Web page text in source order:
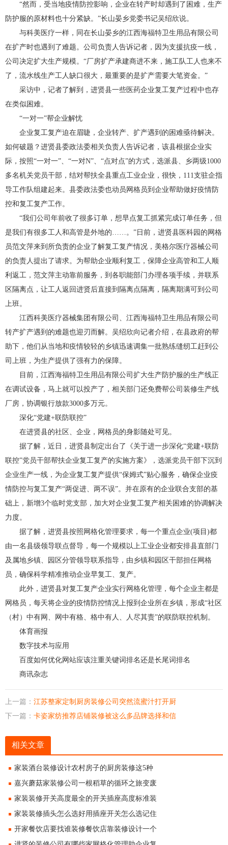
“然而，受当地疫情防控影响，企业在转产时却遇到了困难，生产
防护服的原材料也十分紧缺。”长山晏乡党委书记吴绍欣说。
与科美医疗一样，同在长山晏乡的江西海福特卫生用品有限公司
在扩产时也遇到了难题。公司负责人告诉记者，因为支援抗疫一线，
公司决定扩大生产规模。“厂房扩产承建商进不来，施工队工人也来不
了，流水线生产工人缺口很大，最重要的是扩产需要大笔资金。”
采访中，记者了解到，进贤县一些医药企业复工复产过程中也存
在类似困难。
“一对一”帮企业解忧
企业复工复产迫在眉睫，企业转产、扩产遇到的困难亟待解决。
如何破题？进贤县委政法委相关负责人告诉记者，该县根据企业实
际，按照“一对一”、“一对N”、“点对点”的方式，选派县、乡两级1000
多名机关党员干部，结对帮扶全县重点工业企业，很快，111支驻企指
导工作队组建起来。县委政法委也动员网格员到企业帮助做好疫情防
控和复工复产工作。
“我们公司年前收了很多订单，想早点复工抓紧完成订单任务，但
是我们有很多工人和高管是外地的……。”日前，进贤县医科园的网格
员范文萍来到所负责的企业了解复工复产情况，美格尔医疗器械公司
的负责人提出了请求。为帮助企业顺利复工，保障企业高管和工人顺
利返工，范文萍主动靠前服务，到各职能部门办理各项手续，并联系
区隔离点，让工人返回进贤后直接到隔离点隔离，隔离期满可到公司
上班。
江西科美医疗器械集团有限公司、江西海福特卫生用品有限公司
转产扩产遇到的难题也迎刃而解。吴绍欣向记者介绍，在县政府的帮
助下，他们从当地和疫情较轻的乡镇迅速调集一批熟练缝纫工赶到公
司上班，为生产提供了强有力的保障。
目前，江西海福特卫生用品有限公司扩大生产防护服的生产线正
在调试设备，马上就可以投产了，相关部门还免费帮公司装修生产线
厂房，协调银行放款3000多万元。
深化“党建+联防联控”
在进贤县的社区、企业，网格员的身影随处可见。
据了解，近日，进贤县制定出台了《关于进一步深化“党建+联防
联控”党员干部帮扶企业复工复产的实施方案》，选派党员干部下沉到
企业生产一线，为企业复工复产提供“保姆式”贴心服务，确保企业疫
情防控与复工复产“两促进、两不误”。并在原有的企业联合支部的基
础上，新增3个临时党支部，加大对企业复工复产相关困难的协调解决
力度。
据了解，进贤县按照网格化管理要求，每一个重点企业(项目)都
由一名县级领导联点督导，每一个规模以上工业企业都安排县直部门
及属地乡镇、园区分管领导联系指导，由乡镇和园区干部担任网格
员，确保科学精准推动企业早复工、复产。
此外，进贤县对复工复产企业实行网格化管理，每个企业主都是
网格员，每天将企业的疫情防控情况上报到企业所在乡镇，形成“社区
（村）中有网、网中有格、格中有人、人尽其责”的联防联控机制。
体育画报
数字技术与应用
百度如何优化网站应该注重关键词排名还是长尾词排名
商讯杂志
上一篇： 江苏整家定制厨房装修公司突然流蜜汁打开厨
下一篇： 卡姿家纺推荐店铺装修被这么多品牌选择和信
相关文章
家装酒台装修设计农村房子的厨房装修这5种
嘉兴蘑菇家装修公司一根稻草的循环之旅变废
家装装修开关高度最全的开关插座高度标准装
家装装修插头怎么选好用插座开关怎么选记住
开家餐饮店要找谁装修餐饮店靠装修设计一个